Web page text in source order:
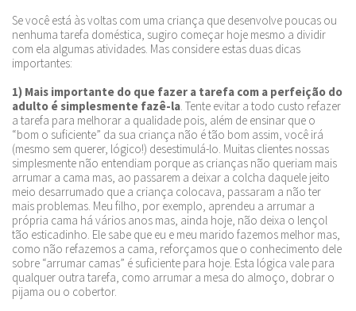
Se você está às voltas com uma criança que desenvolve poucas ou
nenhuma tarefa doméstica, sugiro começar hoje mesmo a dividir
com ela algumas atividades. Mas considere estas duas dicas
importantes:
1) Mais importante do que fazer a tarefa com a perfeição do
adulto é simplesmente fazê-la. Tente evitar a todo custo refazer
a tarefa para melhorar a qualidade pois, além de ensinar que o
“bom o suficiente” da sua criança não é tão bom assim, você irá
(mesmo sem querer, lógico!) desestimulá-lo. Muitas clientes nossas
simplesmente não entendiam porque as crianças não queriam mais
arrumar a cama mas, ao passarem a deixar a colcha daquele jeito
meio desarrumado que a criança colocava, passaram a não ter
mais problemas. Meu filho, por exemplo, aprendeu a arrumar a
própria cama há vários anos mas, ainda hoje, não deixa o lençol
tão esticadinho. Ele sabe que eu e meu marido fazemos melhor mas,
como não refazemos a cama, reforçamos que o conhecimento dele
sobre “arrumar camas” é suficiente para hoje. Esta lógica vale para
qualquer outra tarefa, como arrumar a mesa do almoço, dobrar o
pijama ou o cobertor.